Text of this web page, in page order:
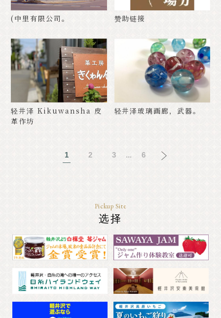
(中里有限公司。 赞助链接
轻井泽 Kikuwansha 皮
革作坊
轻井泽玻璃画廊，武器。
1 2 3 ... 6
Pickup Site
选择